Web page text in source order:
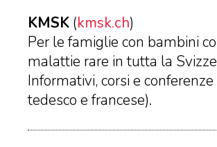
KMSK (kmsk.ch)
Per le famiglie con bambini
malattie rare in tutta la
Informativi, corsi e conferenze
tedesco e francese).